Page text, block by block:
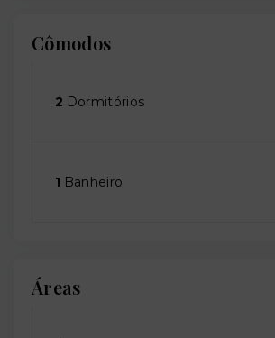
Cômodos
2 Dormitórios
1 Banheiro
Áreas